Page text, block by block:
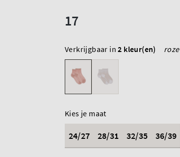
17
Verkrijgbaar in2 kleur(en) roze
Kies je maat
24/27 28/31 32/35 36/39